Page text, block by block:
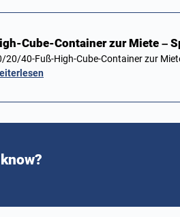
Cube-Container zur Miete –
20/40-Fuß-High-Cube-Container zur